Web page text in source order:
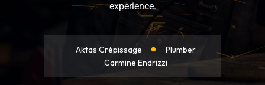
experience.
Aktas Crépissage
Plumber
Carmine Endrizzi